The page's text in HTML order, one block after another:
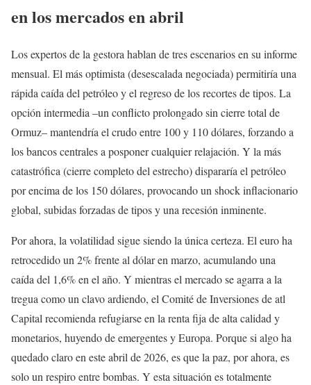
en los mercados en abril
Los expertos de la gestora hablan de tres escenarios en su informe
mensual. El más optimista (desescalada negociada) permitiría una
rápida caída del petróleo y el regreso de los recortes de tipos. La
opción intermedia –un conflicto prolongado sin cierre total de
Ormuz– mantendría el crudo entre 100 y 110 dólares, forzando a
los bancos centrales a posponer cualquier relajación. Y la más
catastrófica (cierre completo del estrecho) dispararía el petróleo
por encima de los 150 dólares, provocando un shock inflacionario
global, subidas forzadas de tipos y una recesión inminente.
Por ahora, la volatilidad sigue siendo la única certeza. El euro ha
retrocedido un 2% frente al dólar en marzo, acumulando una
caída del 1,6% en el año. Y mientras el mercado se agarra a la
tregua como un clavo ardiendo, el Comité de Inversiones de atl
Capital recomienda refugiarse en la renta fija de alta calidad y
monetarios, huyendo de emergentes y Europa. Porque si algo ha
quedado claro en este abril de 2026, es que la paz, por ahora, es
solo un respiro entre bombas. Y esta situación es totalmente